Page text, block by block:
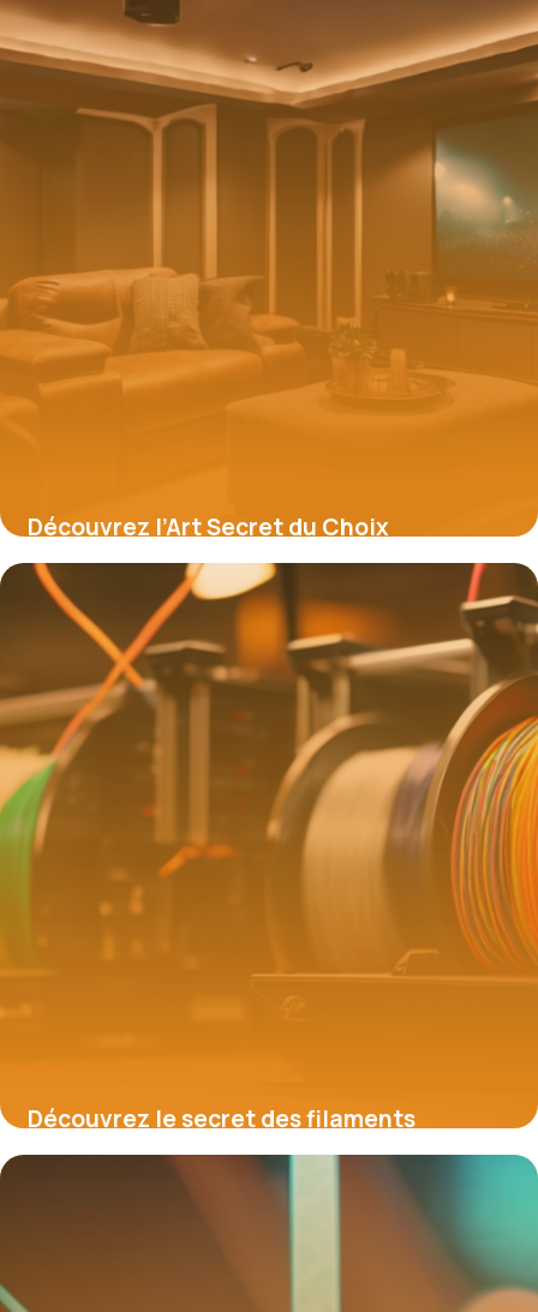
16 juin 2026
Découvrez l’Art Secret du Choix
d’Enceinte pour Vidéoprojecteur : Son
Immersif Décuplé en 5 Étapes Simples
16 juin 2026
Découvrez le secret des filaments
Creality : Devenez un maître de